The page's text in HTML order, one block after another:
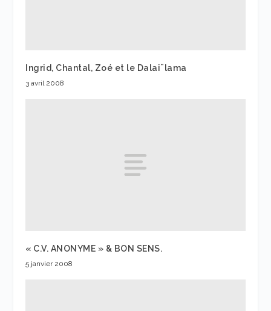
Ingrid, Chantal, Zoé et le Dalai¨lama
3 avril 2008
« C.V. ANONYME » & BON SENS.
5 janvier 2008